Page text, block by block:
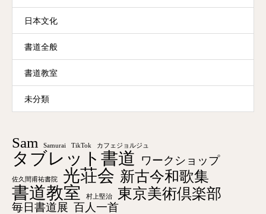
日本文化
書道全般
書道教室
未分類
Sam Samurai TikTok カフェジョルジュ
タブレット書道 ワークショップ
佐久間甫祐書院 光荘会 新古今和歌集
書道教室 村上堅治 東京美術倶楽部
毎日書道展 百人一首